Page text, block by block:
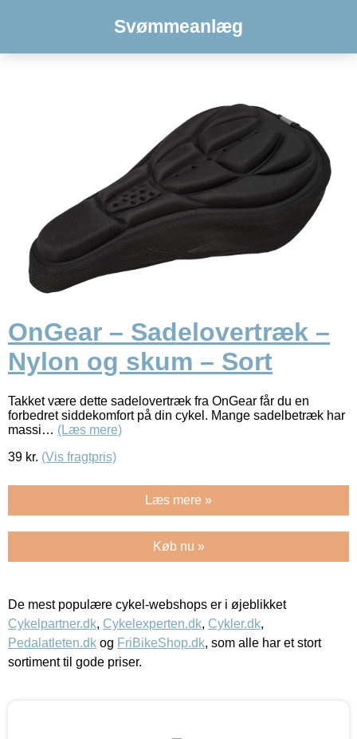
Svømmeanlæg
OnGear – Sadelovertræk –
Nylon og skum – Sort
Takket være dette sadelovertræk fra OnGear får du en
forbedret siddekomfort på din cykel. Mange sadelbetræk har
massi… (Læs mere)
39 kr. (Vis fragtpris)
Læs mere »
Køb nu »
De mest populære cykel-webshops er i øjeblikket
Cykelpartner.dk, Cykelexperten.dk, Cykler.dk,
Pedalatleten.dk og FriBikeShop.dk, som alle har et stort
sortiment til gode priser.